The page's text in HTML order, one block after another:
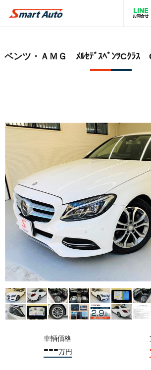
ベンツ・ＡＭＧ ﾒﾙｾﾃﾞｽﾍﾞﾝﾂCｸﾗｽ
車輌価格
---万円
在庫車一覧
採用情報
お問い合わせ
スマートオート（株式会社スマート・カ
輸入車買取販売事業）
〒136-0074 東京都江東区東砂7-10-14
お問い合わせ
買取・下取りについて
LINEでのお問い合わせ
電話でのお問い合わせ
スマートオート（株式会社スマート・カー
輸入車買取販売事業）
〒136-0074 東京都江東区東砂7-10-14
TEL : 03-6666-2544
MAIL :info@smart-auto.co.jp